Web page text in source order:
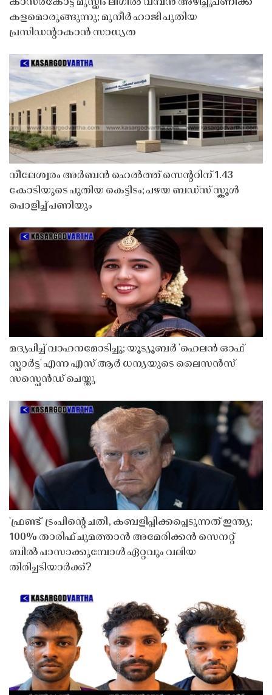
കളമൊരുങ്ങുന്നു; മുനീർ ഹാജി പുതിയ
പ്രസിഡൻ്റാകാൻ സാധ്യത
നീലേശ്വരം അർബൻ ഹെൽത്ത് സെൻ്ററിന് 1.43
കോടിയുടെ പുതിയ കെട്ടിടം; പഴയ ബഡ്സ് സ്കൂൾ
പൊളിച്ച് പണിയും
മദ്യപിച്ച് വാഹനമോടിച്ചു; യൂട്യൂബർ 'ഹെലൻ ഓഫ്
സ്പാർട്ട' എന്ന എസ് ആർ ധന്യയുടെ ലൈസൻസ്
സസ്പെൻഡ് ചെയ്തു ​​​​​​​
'ഫ്രണ്ട്' ട്രംപിന്റെ ചതി, കബളിപ്പിക്കപ്പെടുന്നത് ഇന്ത്യ;
100% താരിഫ് ചുമത്താൻ അമേരിക്കൻ സെനറ്റ്
ബിൽ പാസാക്കുമ്പോൾ ഏറ്റവും വലിയ
തിരിച്ചടിയാർക്ക്?